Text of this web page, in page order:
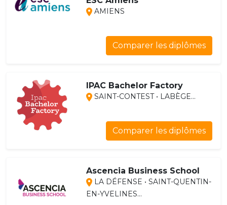
AMIENS
Comparer les diplômes
IPAC Bachelor Factory
SAINT-CONTEST • LABÈGE...
Comparer les diplômes
Ascencia Business School
LA DÉFENSE • SAINT-QUENTIN-
EN-YVELINES...